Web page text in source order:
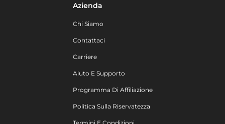
Azienda
Chi Siamo
Contattaci
Carriere
Aiuto E Supporto
Programma Di Affiliazione
Politica Sulla Riservatezza